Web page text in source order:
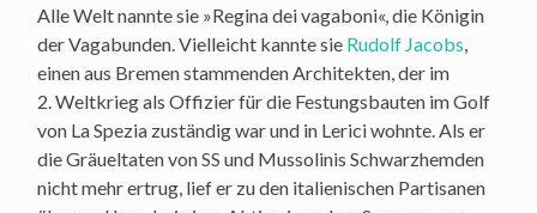
Alle Welt nann­te sie »Regi­na dei vag­abo­ni«, die Köni­gin
der Vaga­bun­den. Viel­leicht kann­te sie Rudolf Jacobs,
einen aus Bre­men stam­men­den Archi­tek­ten, der im
2. Welt­krieg als Offi­zier für die Fes­tungs­bau­ten im Golf
von La Spe­zia zustän­dig war und in Leri­ci wohn­te. Als er
die Gräu­el­ta­ten vonSS und Mus­so­li­nis Schwarz­hem­den
nicht mehr ertrug, lief er zu den ita­lie­ni­schen Par­ti­sa­nen